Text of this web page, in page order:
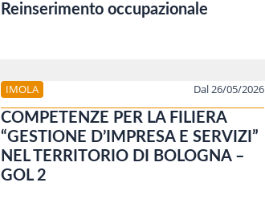
Reinserimento occupazionale
IMOLA Dal 26/05/2026
COMPETENZE PER LA FILIERA
“GESTIONE D’IMPRESA E SERVIZI”
NEL TERRITORIO DI BOLOGNA –
GOL 2